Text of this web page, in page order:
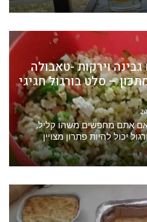
וירקות -טאבולה
– סלט בורגול חגיגי
- אם אתם מחפשים משהו קליל,
יכול להיות פתרון מצויין